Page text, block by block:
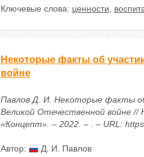
Ключевые слова: ценности
Некоторые факты об
войне
Павлов Д. И. Некоторые факты
Великой Отечественной войне //
«Концепт». – 2022. – . – URL:
Автор: Д. И. Павлов